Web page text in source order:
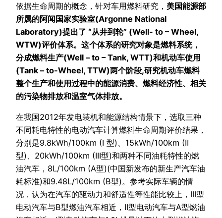
依据生命周期的概念，针对车用燃料研究， 美国能源部
所属的阿闻国家实验室(Argonne National
Laboratory)提出了 “从井到轮” (Well- to – Wheel,
WTW)评价体系。这个体系的研究对象是燃料系统，
分成燃料生产(Well – to – Tank, WTT)和机动车使用
(Tank – to-Wheel, TTW)两个阶段,研究机动车燃料
整个生产和使用过程中的能源消费、燃料经济性、相关
的污染物排放和温室气体排放。
在我国2012年发电装机和能源结构情景下，选取三种
不同耗电特性的电动汽车计算燃料生命周期评价结果，
分别是9.8kWh/100km (I 型)、15kWh/100km (II
型)、20kWh/100km (III型)和两种不同油粍特性的燃
油汽车，8L/100km (A型)(中国新发布的新生产汽车油
耗标准)和9.48L/100km (B型)。参考实际车辆的情
况，认为在汽车的驱动力和舒适性等性能比较上，III型
电动汽车与B型燃油汽车相近，II型电动汽车与A型燃油